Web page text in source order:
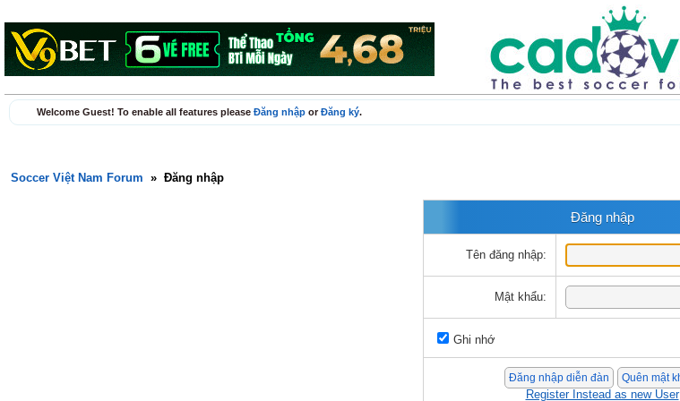
Welcome Guest! To enable all features please Đăng nhập orĐăng ký.
Soccer Việt Nam Forum » Đăng nhập
Đăng nhập
Tên đăng nhập:
Mật khẩu:
Ghi nhớ
Register Instead as new User